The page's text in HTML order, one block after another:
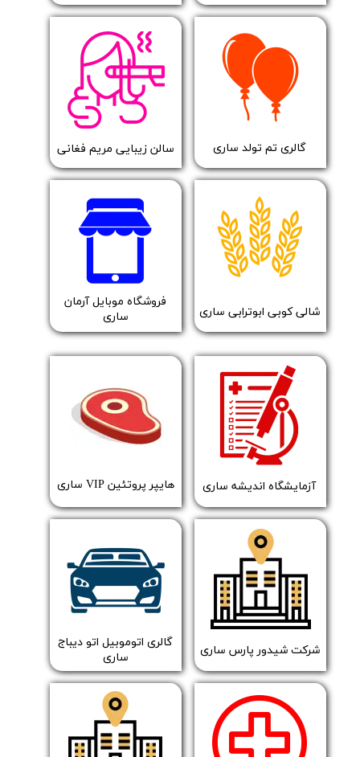
​گالری تم تولد ساری ​سالن زیبایی مریم فغانی
​شالی کوبی ابوترابی ساری
​فروشگاه موبایل آرمان
ساری
​آزمایشگاه اندیشه ساری
شرکت شیدور پارس ساری
​گالری اتوموبیل اتو دیباج
ساری
هایپر پروتئین VIP ساری